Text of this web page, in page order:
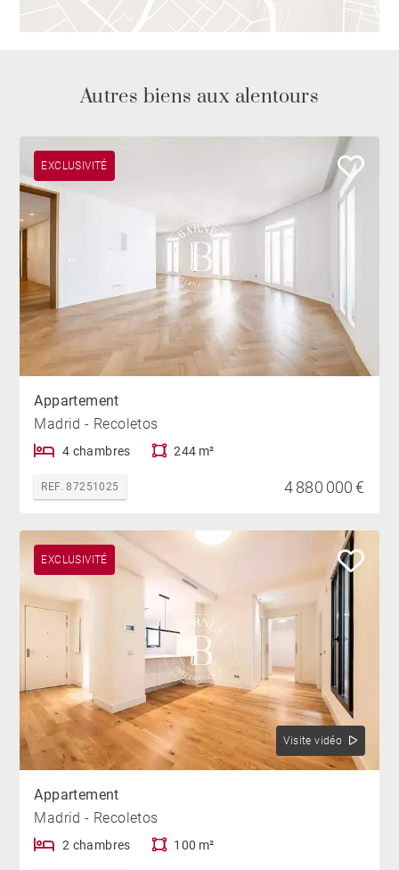
Autres biens aux alentours
EXCLUSIVITÉ
Appartement
Madrid - Recoletos
4 chambres 244 m²
REF. 87251025 4 880 000 €
EXCLUSIVITÉ
Visite vidéo
Appartement
Madrid - Recoletos
2 chambres 100 m²